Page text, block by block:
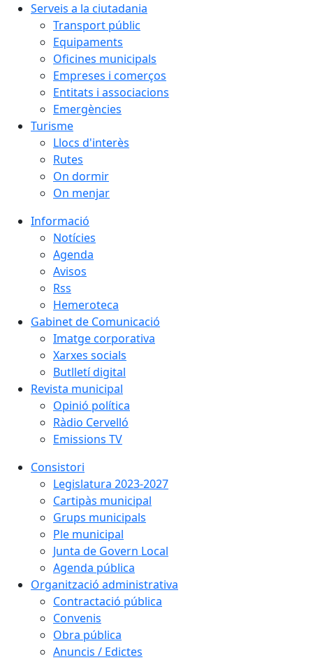
Serveis a la ciutadania
Transport públic
Equipaments
Oficines municipals
Empreses i comerços
Entitats i associacions
Emergències
Turisme
Llocs d'interès
Rutes
On dormir
On menjar
Informació
Notícies
Agenda
Avisos
Rss
Hemeroteca
Gabinet de Comunicació
Imatge corporativa
Xarxes socials
Butlletí digital
Revista municipal
Opinió política
Ràdio Cervelló
Emissions TV
Consistori
Legislatura 2023-2027
Cartipàs municipal
Grups municipals
Ple municipal
Junta de Govern Local
Agenda pública
Organització administrativa
Contractació pública
Convenis
Obra pública
Anuncis / Edictes